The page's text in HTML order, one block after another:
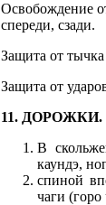
Освобождение
спереди, сзади.
Защита от
Защита от
11. ДОРОЖКИ.
В
каундэ,
спиной
чаги (горо